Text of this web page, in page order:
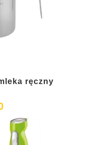
ręczny